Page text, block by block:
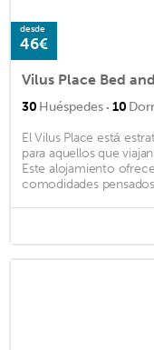
desde
46€
Vilus Place Bed
30 Huéspedes · 10
El Vilus Place está
para aquellos que
Este alojamiento
comodidades